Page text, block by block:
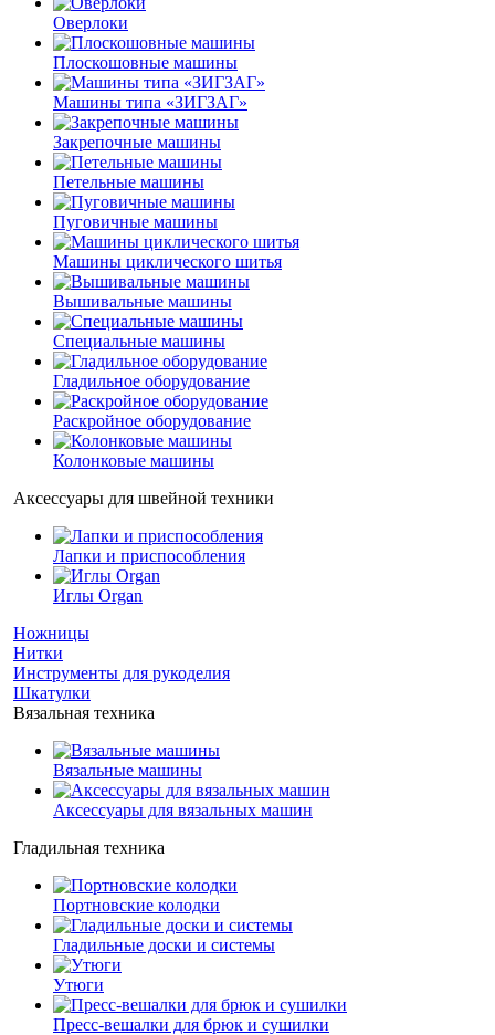
Оверлоки
Плоскошовные машины
Машины типа «ЗИГЗАГ»
Закрепочные машины
Петельные машины
Пуговичные машины
Машины циклического шитья
Вышивальные машины
Специальные машины
Гладильное оборудование
Раскройное оборудование
Колонковые машины
Аксессуары для швейной техники
Лапки и приспособления
Иглы Organ
Ножницы
Нитки
Инструменты для рукоделия
Шкатулки
Вязальная техника
Вязальные машины
Аксессуары для вязальных машин
Гладильная техника
Портновские колодки
Гладильные доски и системы
Утюги
Пресс-вешалки для брюк и сушилки